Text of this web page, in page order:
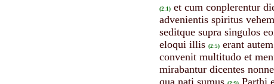
(2:1) et cum conplerentur
advenientis spiritus
seditque supra singulos
eloqui illis (2:5) erant
convenit multitudo et
mirabantur dicentes
qua nati sumus
Parthi